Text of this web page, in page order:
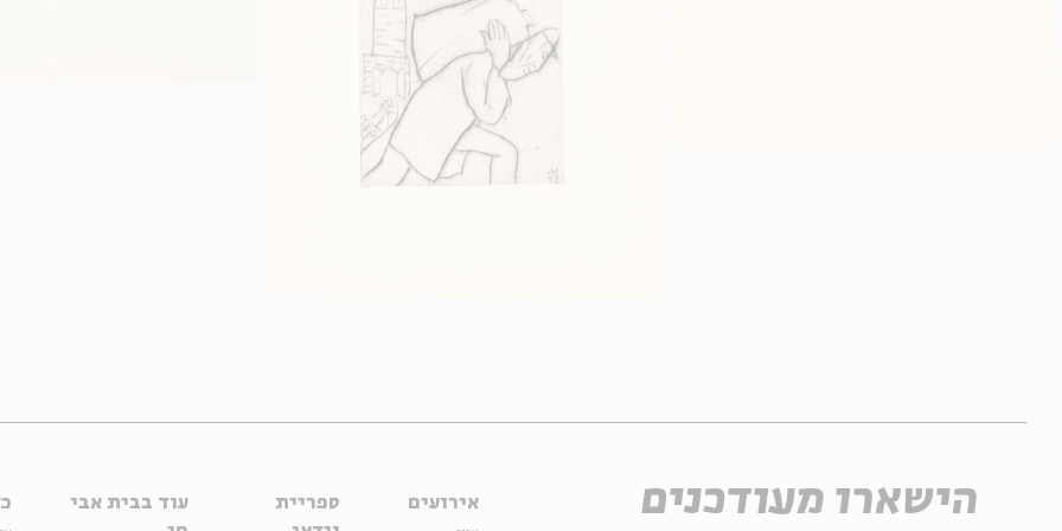
הישארו מעודכנים אירועים
ספריית
עוד בבית אבי